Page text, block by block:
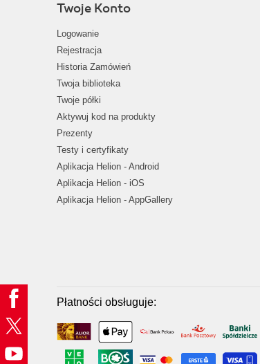
Twoje Konto
Logowanie
Rejestracja
Historia Zamówień
Twoja biblioteka
Twoje półki
Aktywuj kod na produkty
Prezenty
Testy i certyfikaty
Aplikacja Helion - Android
Aplikacja Helion - iOS
Aplikacja Helion - AppGallery
Płatności obsługuje: